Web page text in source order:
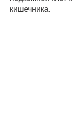
кишечника.